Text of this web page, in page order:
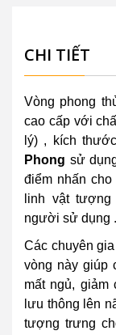
CHI TIẾT
Vòng phong
cao cấp với
lý) , kích
Phong sử
điểm nhấn
linh vật
người sử dụng .
Các chuyên
vòng này giúp
mất ngủ, giảm
lưu thông lên
tượng trưng